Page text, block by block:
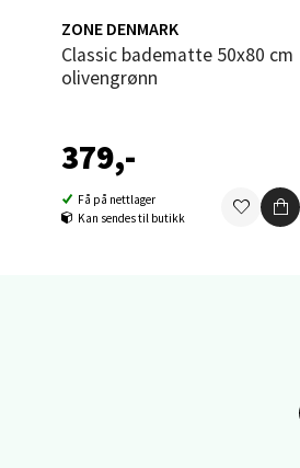
ZONE DENMARK
Classic badematte 50x80 cm
olivengrønn
379,-
Få på nettlager
Kan sendes til butikk